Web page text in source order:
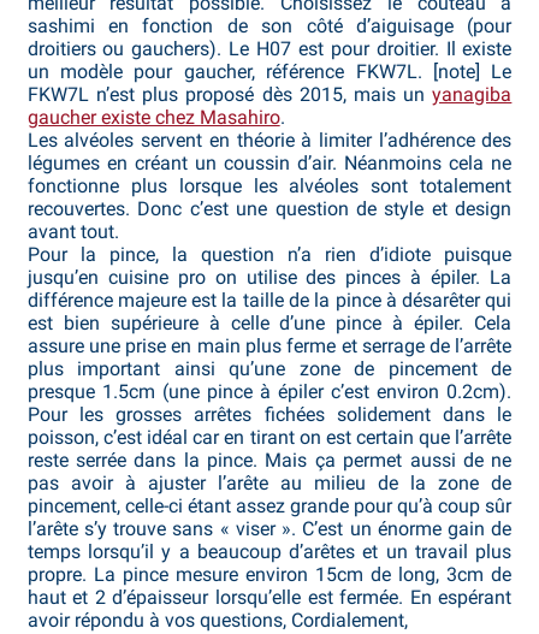
Politique de confidentialité
Politique en matière de remboursements et de retours
Questions / Réponses
Questions-Réponses?
Revendeurs
Revue de presse
Téléchargements
Thank you for booking
Tous les articles
Trouver mon couteau
Trouver mon magasin
sashimi en fonction de son côté d’aiguisage (pour
droitiers ou gauchers). Le H07 est pour droitier. Il existe
un modèle pour gaucher, référence FKW7L. [note] Le
FKW7L n’est plus proposé dès 2015, mais unyanagiba
gaucher existe chez Masahiro.
Les alvéoles servent en théorie à limiter l’adhérence des
légumes en créant un coussin d’air. Néanmoins cela ne
fonctionne plus lorsque les alvéoles sont totalement
recouvertes. Donc c’est une question de style et design
avant tout.
Pour la pince, la question n’a rien d’idiote puisque
jusqu’en cuisine pro on utilise des pinces à épiler. La
différence majeure est la taille de la pince à désarêter qui
est bien supérieure à celle d’une pince à épiler. Cela
assure une prise en main plus ferme et serrage de l’arrête
plus important ainsi qu’une zone de pincement de
presque 1.5cm (une pince à épiler c’est environ 0.2cm).
Pour les grosses arrêtes fichées solidement dans le
poisson, c’est idéal car en tirant on est certain que l’arrête
reste serrée dans la pince. Mais ça permet aussi de ne
pas avoir à ajuster l’arête au milieu de la zone de
pincement, celle-ci étant assez grande pour qu’à coup sûr
l’arête s’y trouve sans « viser ». C’est un énorme gain de
temps lorsqu’il y a beaucoup d’arêtes et un travail plus
propre. La pince mesure environ 15cm de long, 3cm de
haut et 2 d’épaisseur lorsqu’elle est fermée. En espérant
avoir répondu à vos questions, Cordialement,